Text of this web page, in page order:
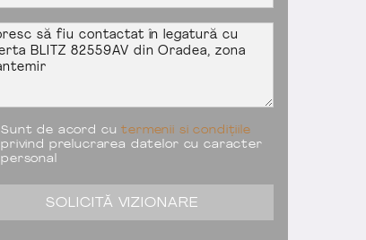
Sunt de acord cutermenii si condițiile
privind prelucrarea datelor cu caracter
personal
SOLICITĂ VIZIONARE